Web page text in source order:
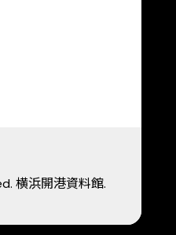
横浜開港資料館.